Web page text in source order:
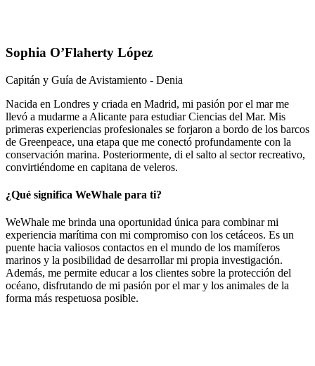
Sophia O’Flaherty López
Capitán y Guía de Avistamiento - Denia
Nacida en Londres y criada en Madrid, mi pasión por el mar me
llevó a mudarme a Alicante para estudiar Ciencias del Mar. Mis
primeras experiencias profesionales se forjaron a bordo de los barcos
de Greenpeace, una etapa que me conectó profundamente con la
conservación marina. Posteriormente, di el salto al sector recreativo,
convirtiéndome en capitana de veleros.
¿Qué significa WeWhale para ti?
WeWhale me brinda una oportunidad única para combinar mi
experiencia marítima con mi compromiso con los cetáceos. Es un
puente hacia valiosos contactos en el mundo de los mamíferos
marinos y la posibilidad de desarrollar mi propia investigación.
Además, me permite educar a los clientes sobre la protección del
océano, disfrutando de mi pasión por el mar y los animales de la
forma más respetuosa posible.